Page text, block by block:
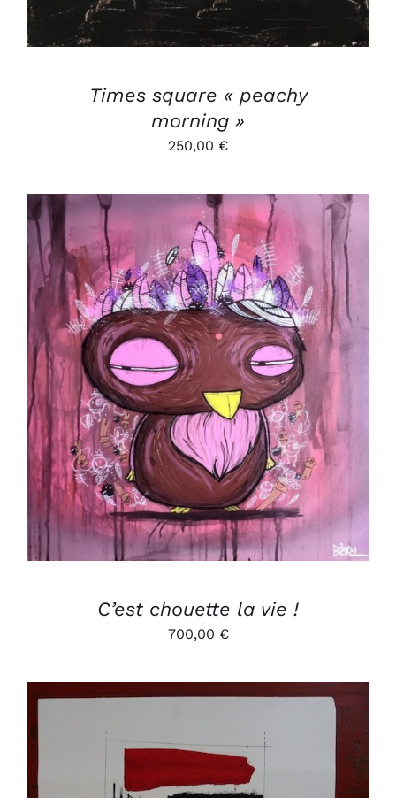
Times square « peachy
morning »
250,00 €
AJOUTER AU PANIER
/
DÉTAILS
C’est chouette la vie !
700,00 €